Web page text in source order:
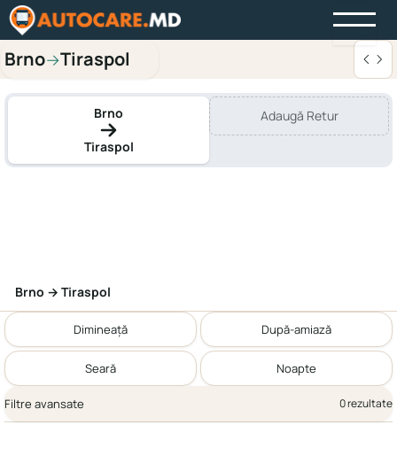
Brno→Tiraspol
Brno
Tiraspol
Adaugă Retur
Brno → Tiraspol
Dimineață După-amiază
Seară Noapte
Filtre avansate 0 rezultate